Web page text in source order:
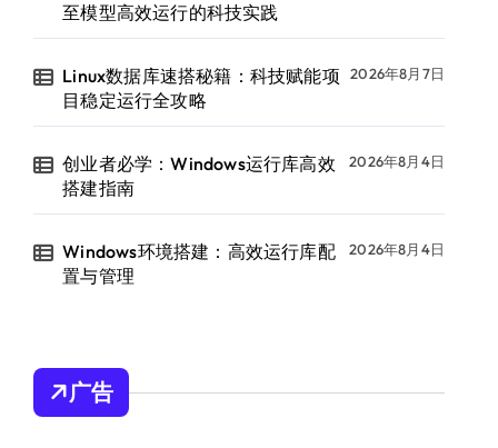
至模型高效运行的科技实践
Linux数据库速搭秘籍：科技赋能项
目稳定运行全攻略
2026年8月7日
创业者必学：Windows运行库高效
搭建指南
2026年8月4日
Windows环境搭建：高效运行库配
置与管理
2026年8月4日
广告